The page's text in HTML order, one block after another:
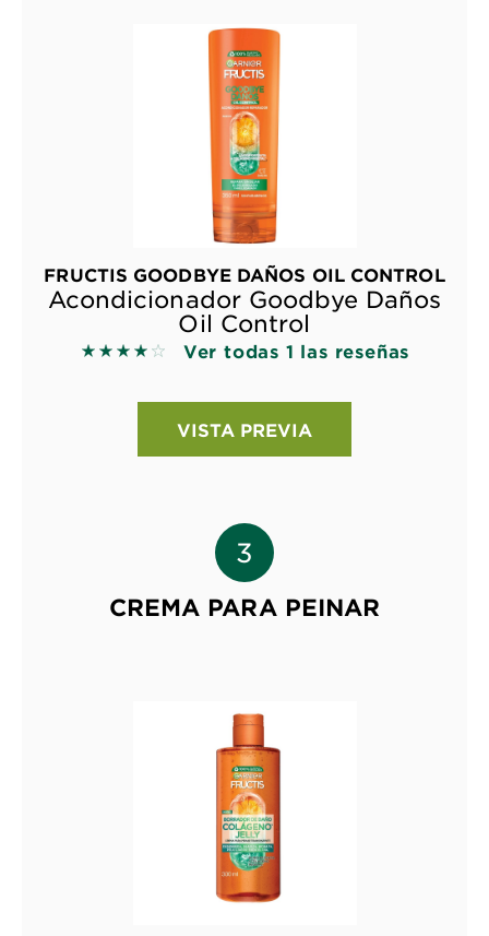
FRUCTIS GOODBYE DAÑOS OIL CONTROL
Acondicionador Goodbye Daños
Oil Control
4 out of 5 stars based on reviews
Ver todas 1 las reseñas
VISTA PREVIA
CREMA PARA PEINAR